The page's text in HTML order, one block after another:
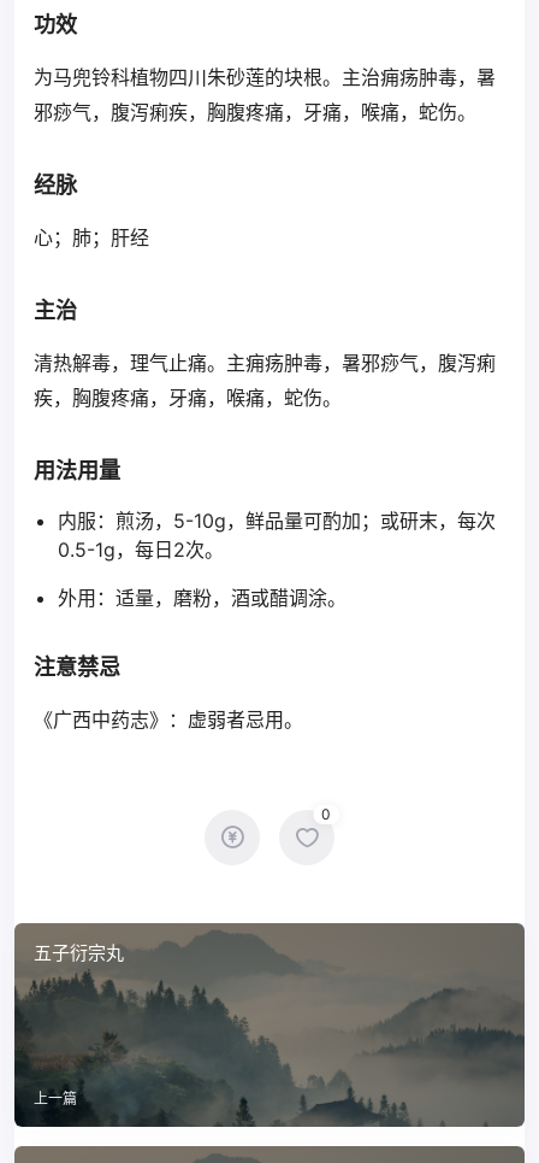
功效
为马兜铃科植物四川朱砂莲的块根。主治痈疡肿毒，暑
邪痧气，腹泻痢疾，胸腹疼痛，牙痛，喉痛，蛇伤。
经脉
心；肺；肝经
主治
清热解毒，理气止痛。主痈疡肿毒，暑邪痧气，腹泻痢
疾，胸腹疼痛，牙痛，喉痛，蛇伤。
用法用量
内服：煎汤，5-10g，鲜品量可酌加；或研末，每次
0.5-1g，每日2次。
外用：适量，磨粉，酒或醋调涂。
注意禁忌
《广西中药志》：虚弱者忌用。
0
五子衍宗丸
上一篇